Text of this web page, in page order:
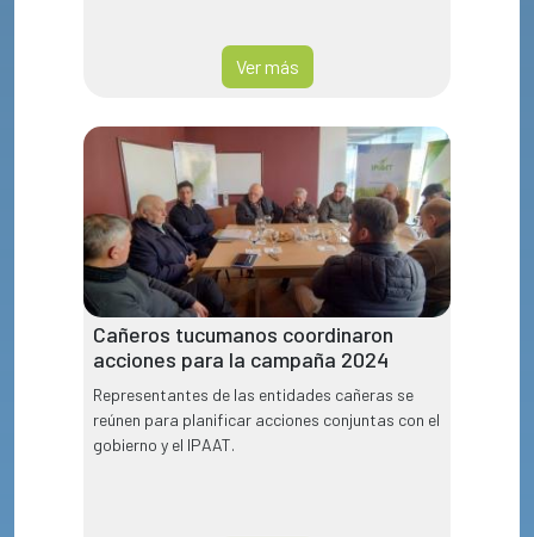
Ver más
Cañeros tucumanos coordinaron
acciones para la campaña 2024
Representantes de las entidades cañeras se
reúnen para planificar acciones conjuntas con el
gobierno y el IPAAT.